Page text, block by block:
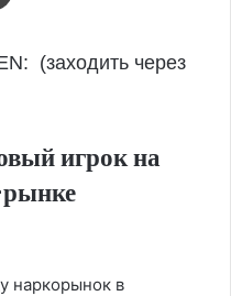
(заходить через
игрок на
наркорынок в